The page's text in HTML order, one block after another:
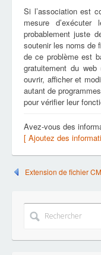
Si l’association est
mesure
probablement juste
soutenir les noms de
de ce problème est
gratuitement du
ouvrir, afficher et
autant de
pour vérifier leur
Avez-vous des
[ Ajoutez des
Extension de fichier